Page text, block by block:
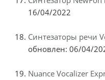
16/04/2022
Синтезаторы речи
обновлен: 06/04/
Nuance Vocalizer